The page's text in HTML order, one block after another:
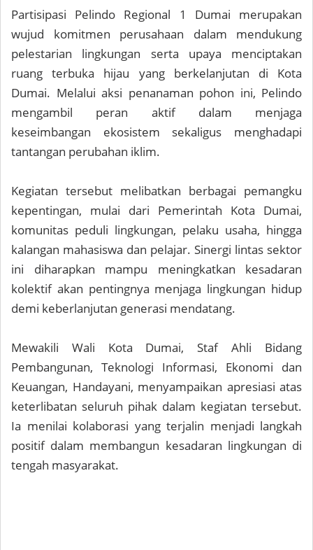
Partisipasi Pelindo Regional 1 Dumai merupakan
wujud komitmen perusahaan dalam mendukung
pelestarian lingkungan serta upaya menciptakan
ruang terbuka hijau yang berkelanjutan di Kota
Dumai. Melalui aksi penanaman pohon ini, Pelindo
mengambil peran aktif dalam menjaga
keseimbangan ekosistem sekaligus menghadapi
tantangan perubahan iklim.
Kegiatan tersebut melibatkan berbagai pemangku
kepentingan, mulai dari Pemerintah Kota Dumai,
komunitas peduli lingkungan, pelaku usaha, hingga
kalangan mahasiswa dan pelajar. Sinergi lintas sektor
ini diharapkan mampu meningkatkan kesadaran
kolektif akan pentingnya menjaga lingkungan hidup
demi keberlanjutan generasi mendatang.
Mewakili Wali Kota Dumai, Staf Ahli Bidang
Pembangunan, Teknologi Informasi, Ekonomi dan
Keuangan, Handayani, menyampaikan apresiasi atas
keterlibatan seluruh pihak dalam kegiatan tersebut.
Ia menilai kolaborasi yang terjalin menjadi langkah
positif dalam membangun kesadaran lingkungan di
tengah masyarakat.